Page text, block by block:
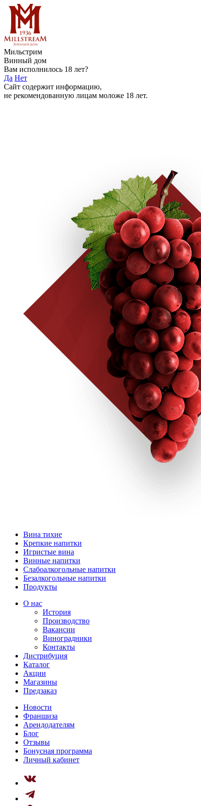
Мильстрим
Винный дом
Вам исполнилось 18 лет?
Да Нет
Сайт содержит информацию,
не рекомендованную лицам моложе 18 лет.
Вина тихие
Крепкие напитки
Игристые вина
Винные напитки
Слабоалкогольные напитки
Безалкогольные напитки
Продукты
О нас
История
Производство
Вакансии
Виноградники
Контакты
Дистрибуция
Каталог
Акции
Магазины
Предзаказ
Новости
Франшиза
Арендодателям
Блог
Отзывы
Бонусная программа
Личный кабинет